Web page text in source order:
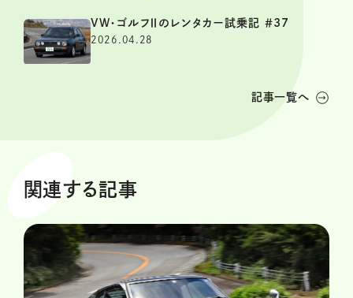
VW・ゴルフⅡのレンタカー試乗記 ＃37
2026.04.28
記事一覧へ
関連する記事